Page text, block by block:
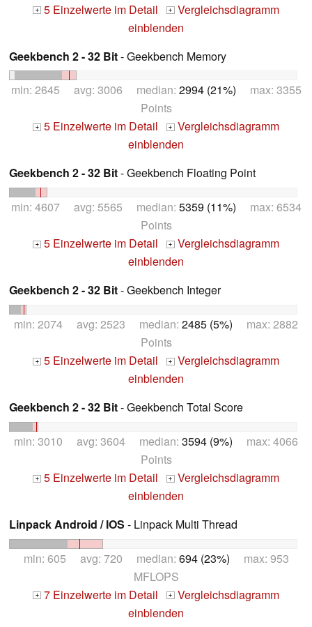
+ 5 Einzelwerte im Detail + Vergleichsdiagramm
einblenden
Geekbench 2 - 32 Bit- Geekbench Memory
min: 2645 avg: 3006 median: 2994 (21%) max: 3355
Points
+ 5 Einzelwerte im Detail + Vergleichsdiagramm
einblenden
Geekbench 2 - 32 Bit- Geekbench Floating Point
min: 4607 avg: 5565 median: 5359 (11%) max: 6534
Points
+ 5 Einzelwerte im Detail + Vergleichsdiagramm
einblenden
Geekbench 2 - 32 Bit- Geekbench Integer
min: 2074 avg: 2523 median: 2485 (5%) max: 2882
Points
+ 5 Einzelwerte im Detail + Vergleichsdiagramm
einblenden
Geekbench 2 - 32 Bit- Geekbench Total Score
min: 3010 avg: 3604 median: 3594 (9%) max: 4066
Points
+ 5 Einzelwerte im Detail + Vergleichsdiagramm
einblenden
Linpack Android / IOS - Linpack Multi Thread
min: 605 avg: 720 median: 694 (23%) max: 953
MFLOPS
+ 7 Einzelwerte im Detail + Vergleichsdiagramm
einblenden